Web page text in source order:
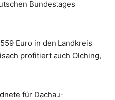
Bundestages
Euro in den Landkreis
profitiert auch Olching,
für Dachau-